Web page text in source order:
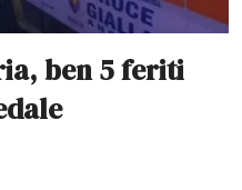
ben 5 feriti